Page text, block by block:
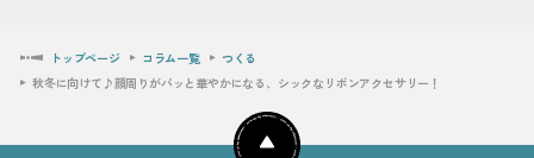
トップページ コラム一覧
つくる
秋冬に向けて♪顔周りがパッと華やかになる、シックなリボンアクセサリー！